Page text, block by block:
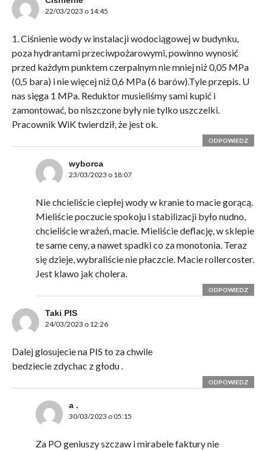
22/03/2023 o 14:45
1. Ciśnienie wody w instalacji wodociągowej w budynku,
poza hydrantami przeciwpożarowymi, powinno wynosić
przed każdym punktem czerpalnym nie mniej niż 0,05 MPa
(0,5 bara) i nie więcej niż 0,6 MPa (6 barów).Tyle przepis. U
nas sięga 1 MPa. Reduktor musieliśmy sami kupić i
zamontować, bo niszczone były nie tylko uszczelki.
Pracownik WiK twierdził, że jest ok.
ODPOWIEDZ
wyborca
23/03/2023 o 18:07
Nie chcieliście ciepłej wody w kranie to macie gorącą.
Mieliście poczucie spokoju i stabilizacji było nudno,
chcieliście wrażeń, macie. Mieliście deflację, w sklepie
te same ceny, a nawet spadki co za monotonia. Teraz
się dzieje, wybraliście nie płaczcie. Macie rollercoster.
Jest klawo jak cholera.
ODPOWIEDZ
Taki PIS
24/03/2023 o 12:26
Dalej glosujecie na PIS to za chwile
bedziecie zdychac z głodu .
ODPOWIEDZ
a .
30/03/2023 o 05:15
Za PO geniuszy szczaw i mirabele faktury nie